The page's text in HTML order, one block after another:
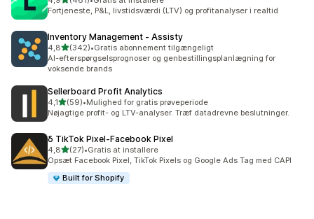
461 anmeldelser i alt
Fortjeneste, P&L, livstidsværdi (LTV) og profitanalyser i realtid
Inventory Management ‑ Assisty
4,8ud af 5 stjerner
(342)
342 anmeldelser i alt
•Gratis abonnement tilgængeligt
AI-efterspørgselsprognoser og genbestillingsplanlægning for
voksende brands
Sellerboard Profit Analytics
4,1ud af 5 stjerner
(59)
59 anmeldelser i alt
•Mulighed for gratis prøveperiode
Nøjagtige profit- og LTV-analyser. Træf datadrevne beslutninger.
δ TikTok Pixel‑Facebook Pixel
4,8ud af 5 stjerner
(27)
27 anmeldelser i alt
•Gratis at installere
Opsæt Facebook Pixel, TikTok Pixels og Google Ads Tag med CAPI
Built for Shopify